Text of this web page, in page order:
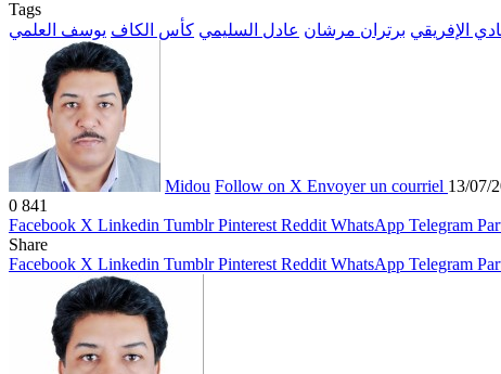
Tags
الإفريقي برتران مرشان عادل السليمي كأس الكاف يوسف العلمي
Midou Follow on X Envoyer un courriel 13/07/
0 841
Facebook X Linkedin Tumblr Pinterest Reddit WhatsApp Telegram
Share
Facebook X Linkedin Tumblr Pinterest Reddit WhatsApp Telegram